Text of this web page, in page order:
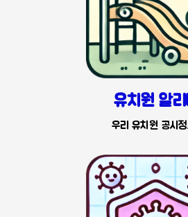
유치원 알리
우리 유치원 공시